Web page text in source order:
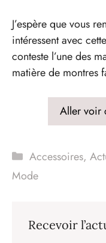
J’espère que vous
intéressent avec
conteste l’une des
matière de montres
Aller voir
Catégories
Accessoires,
Mode
Recevoir